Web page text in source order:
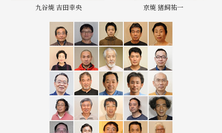
九谷焼 吉田幸央 京焼 猪飼祐一